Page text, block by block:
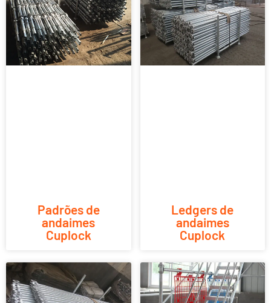
Padrões de
andaimes
Cuplock
Ledgers de
andaimes
Cuplock